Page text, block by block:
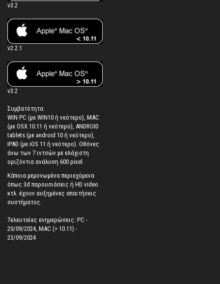
v3.2
v2.2.1
v3.2
Συμβατότητα:
WIN PC (με WIN10 ή νεότερο), MAC
(με OSX 10.11 ή νεότερο), ANDROID
tablets (με android 10 ή νεότερο),
IPAD (με iOS 11 ή νεότερο). Oθόνες
άνω των 7 ιντσών με ελάχιστη
οριζόντια ανάλυση 600 pixel.
Κάποια μεμονωμένα περιεχόμενα
όπως 3d παρουσιάσεις ή HD video
κτλ. έχουν αυξημένες απαιτήσεις
συστήματος.
Τελευταίες ενημερώσεις: PC -
20/09/2024, MAC (> 10.11) -
23/09/2024